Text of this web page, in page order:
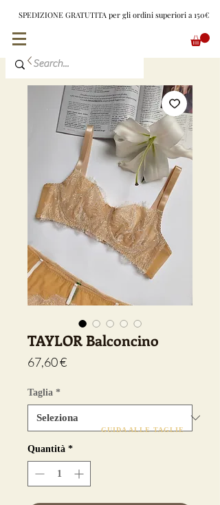
SPEDIZIONE GRATUTITA per gli ordini superiori a 150€
TAYLOR Balconcino
67,60 €Prezzo
Taglia *
Quantità *
GUIDA ALLE TAGLIE